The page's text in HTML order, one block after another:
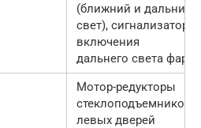
(ближний и дальний
свет), сигнализатор
включения
дальнего света фар
Мотор-редукторы
стеклоподъемников
левых дверей